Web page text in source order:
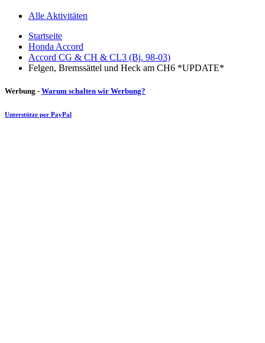
Alle Aktivitäten
Startseite
Honda Accord
Accord CG & CH & CL3 (Bj. 98-03)
Felgen, Bremssättel und Heck am CH6 *UPDATE*
Werbung - Warum schalten wir Werbung?
Unterstütze per PayPal